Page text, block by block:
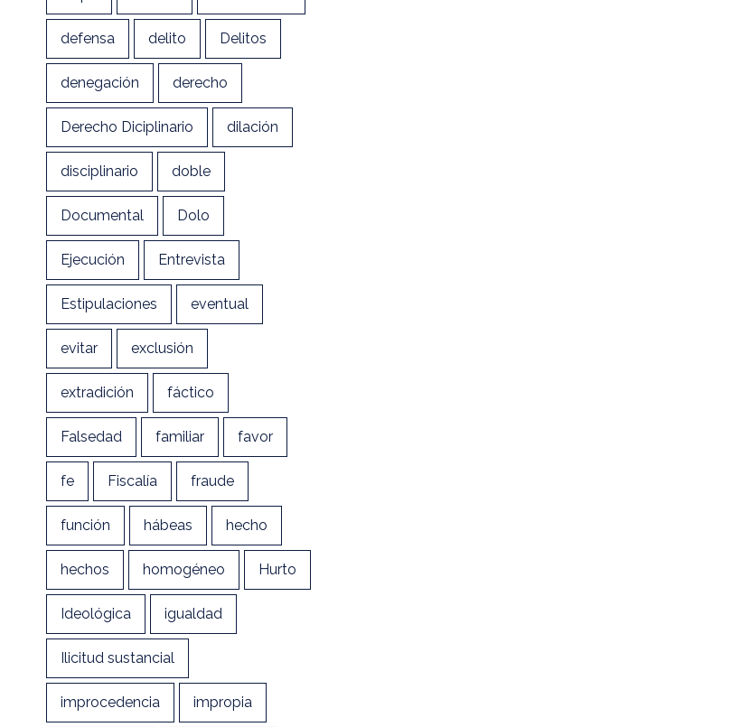
defensa delito Delitos
denegación derecho
Derecho Diciplinario dilación
disciplinario doble
Documental Dolo
Ejecución Entrevista
Estipulaciones eventual
evitar exclusión
extradición fáctico
Falsedad familiar favor
fe Fiscalía fraude
función hábeas hecho
hechos homogéneo Hurto
Ideológica igualdad
Ilicitud sustancial
improcedencia impropia